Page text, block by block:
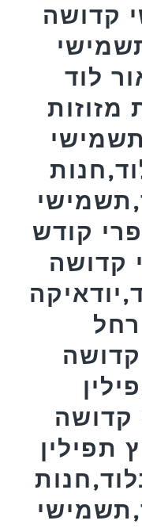
קדושה
לוד
מזוזות
קודש
קדושה
קדושה
תפילין